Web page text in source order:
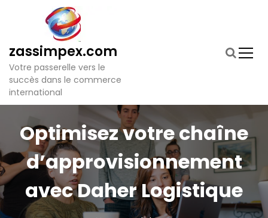
n
t
zassimpex.com
Votre passerelle vers le
succès dans le commerce
international
Optimisez votre chaîne
d’approvisionnement
avec Daher Logistique